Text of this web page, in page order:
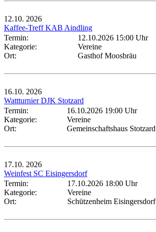
12.10. 2026
Kaffee-Treff KAB Aindling
Termin:
12.10.2026 15:00 Uhr
Kategorie:
Vereine
Ort:
Gasthof Moosbräu
16.10. 2026
Wattturnier DJK Stotzard
Termin:
16.10.2026 19:00 Uhr
Kategorie:
Vereine
Ort:
Gemeinschaftshaus Stotzard
17.10. 2026
Weinfest SC Eisingersdorf
Termin:
17.10.2026 18:00 Uhr
Kategorie:
Vereine
Ort:
Schützenheim Eisingersdorf